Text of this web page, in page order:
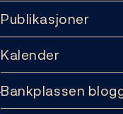
Publikasjoner
Kalender
Bankplassen